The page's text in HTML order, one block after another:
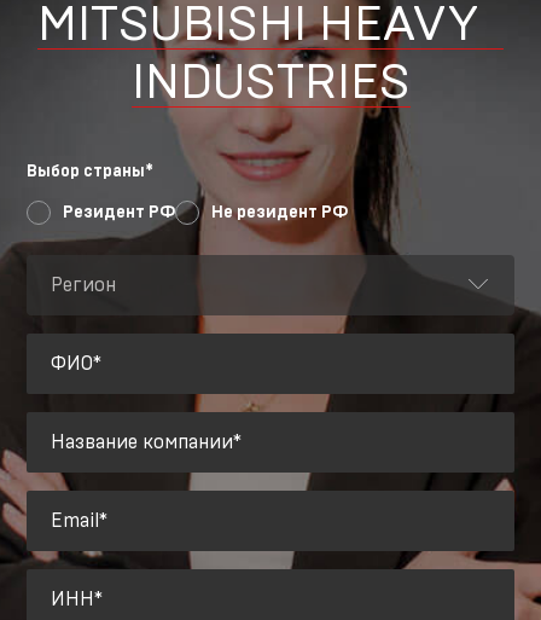
MITSUBISHI HEAVY
INDUSTRIES
Выбор страны*
Резидент РФ Не резидент РФ
Регион
ФИО*
Название компании*
Email*
ИНН*